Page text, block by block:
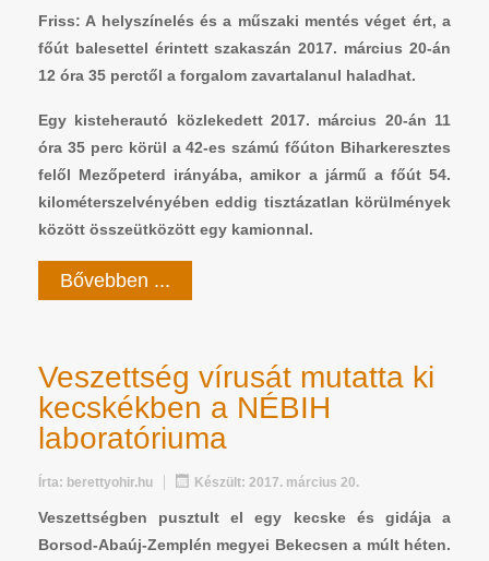
Friss: A helyszínelés és a műszaki mentés véget ért, a
főút balesettel érintett szakaszán 2017. március 20-án
12 óra 35 perctől a forgalom zavartalanul haladhat.
Egy kisteherautó közlekedett 2017. március 20-án 11
óra 35 perc körül a 42-es számú főúton Biharkeresztes
felől Mezőpeterd irányába, amikor a jármű a főút 54.
kilométerszelvényében eddig tisztázatlan körülmények
között összeütközött egy kamionnal.
Bővebben ...
Veszettség vírusát mutatta ki
kecskékben a NÉBIH
laboratóriuma
Írta: berettyohir.hu Készült: 2017. március 20.
Veszettségben pusztult el egy kecske és gidája a
Borsod-Abaúj-Zemplén megyei Bekecsen a múlt héten.